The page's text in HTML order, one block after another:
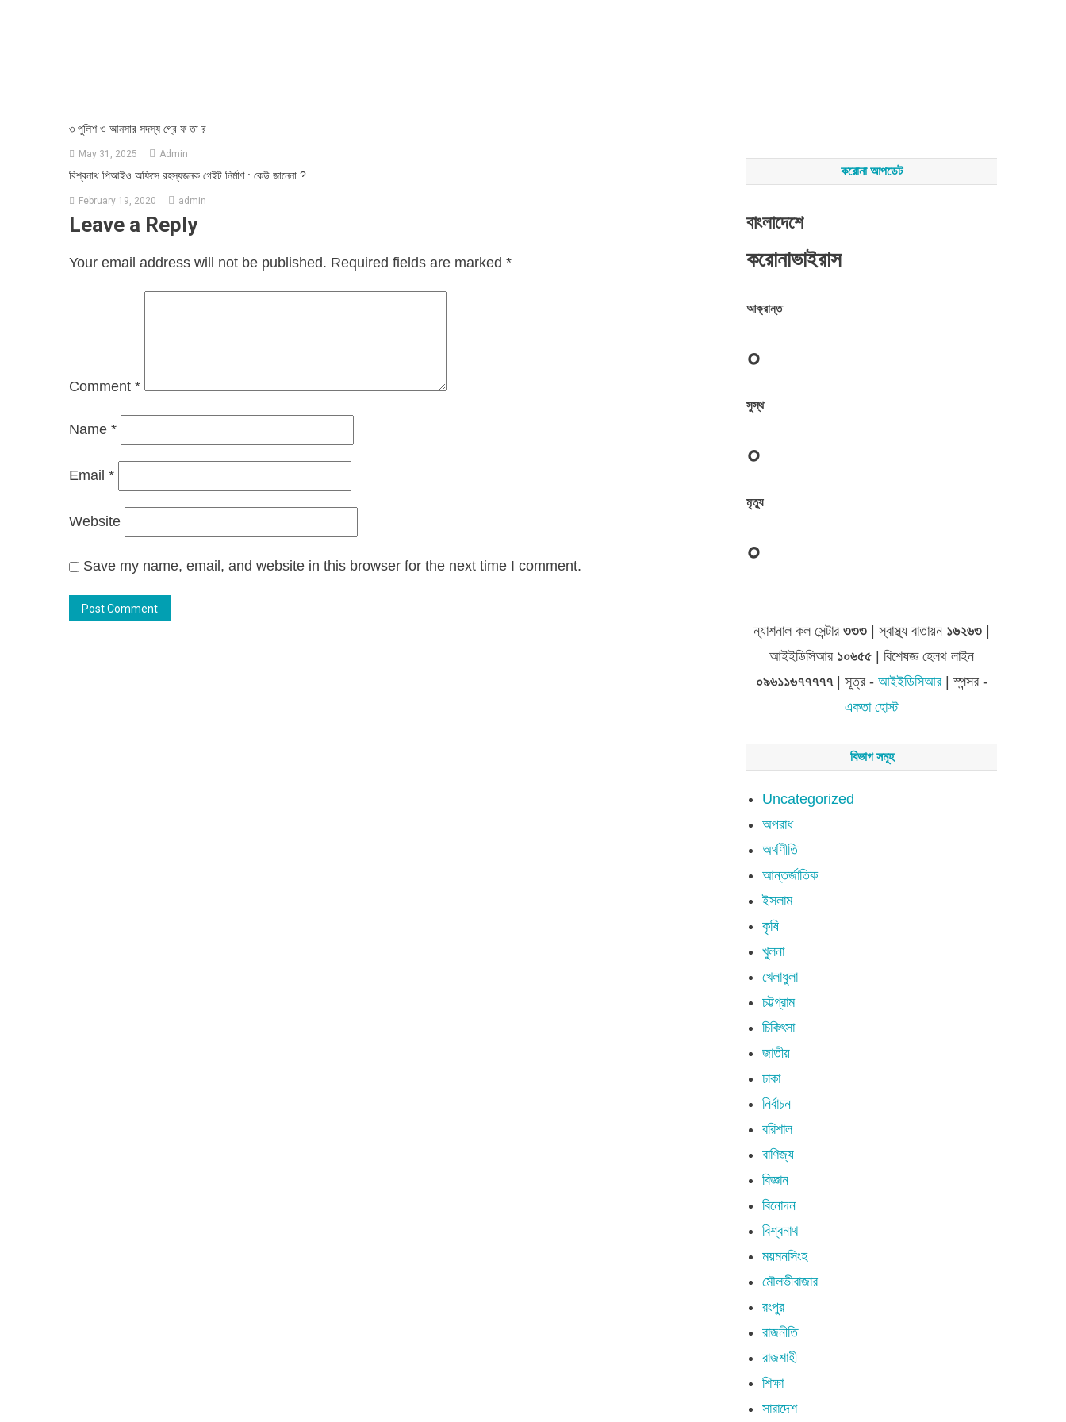
৩ পুলিশ ও আনসার সদস্য গ্রে ফ তা র
May 31, 2025 Admin
বিশ্বনাথ পিআইও অফিসে রহস্যজনক গেইট নির্মাণ : কেউ জানেনা ?
February 19, 2020 admin
Leave a Reply
Your email address will not be published. Required fields are marked *
Comment *
Name *
Email *
Website
Save my name, email, and website in this browser for the next time I comment.
করোনা আপডেট
বাংলাদেশে
করোনাভাইরাস
আক্রান্ত
০
সুস্থ
০
মৃত্যু
০
ন্যাশনাল কল সেন্টার৩৩৩ | স্বাস্থ্য বাতায়ন ১৬২৬৩
আইইডিসিআর ১০৬৫৫ | বিশেষজ্ঞ হেলথ লাইন
০৯৬১১৬৭৭৭৭৭| সূত্র -আইইডিসিআর| স্পন্সর -
একতা হোস্ট
বিভাগ সমূহ
Uncategorized
অপরাধ
অর্থণীতি
আন্তর্জাতিক
ইসলাম
কৃষি
খুলনা
খেলাধুলা
চট্টগ্রাম
চিকিৎসা
জাতীয়
ঢাকা
নির্বাচন
বরিশাল
বাণিজ্য
বিজ্ঞান
বিনোদন
বিশ্বনাথ
ময়মনসিংহ
মৌলভীবাজার
রংপুর
রাজনীতি
রাজশাহী
শিক্ষা
সারাদেশ